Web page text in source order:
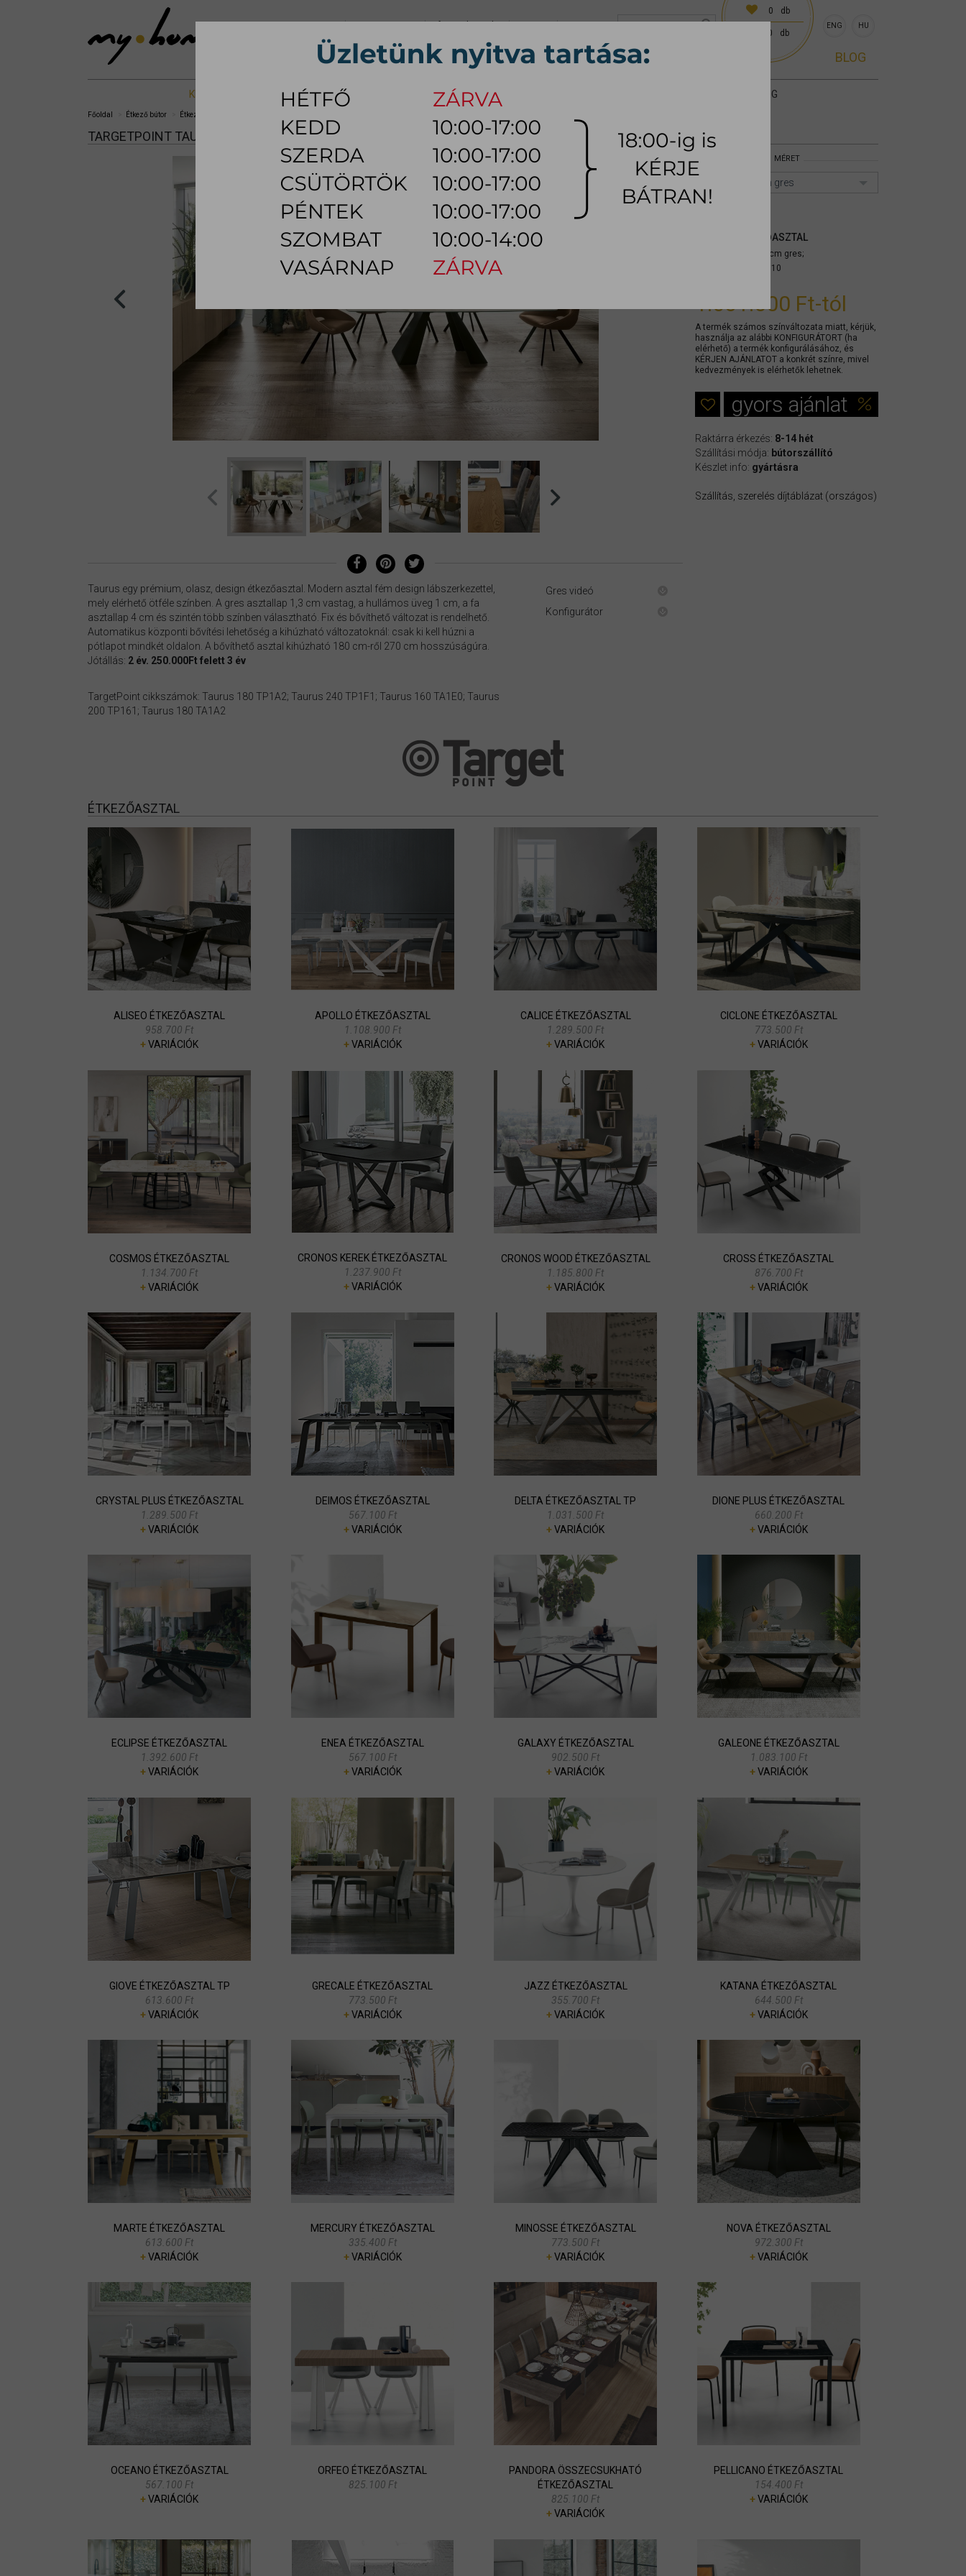
K, Sz, Cs, P:
10:00 - 17:00 (18:00 előre egyeztetve)
Szo:
10:00 - 14:00
0 db
0 db
ENG HU
BLOG
KIÁLLÍTOTT % NAPPALI BÚTOR HÁLÓSZOBA BÚTOR SZŐNYEG
Főoldal Étkező bútor Étkezőasztal
TARGETPOINT TAURUS ÉTKEZŐASZTAL
Taurus egy prémium, olasz, design étkezőasztal. Modern asztal fém design lábszerkezettel,
mely elérhető ötféle színben. A gres asztallap 1,3 cm vastag, a hullámos üveg 1 cm, a fa
asztallap 4 cm és szintén több színben választható. Fix és bővíthető változat is rendelhető.
Automatikus központi bővítési lehetőség a kihúzható változatoknál: csak ki kell húzni a
pótlapot mindkét oldalon. A bővíthető asztal kihúzható 180 cm-ről 270 cm hosszúságúra.
Jótállás: 2 év. 250.000Ft felett 3 év
TargetPoint cikkszámok: Taurus 180 TP1A2; Taurus 240 TP1F1; Taurus 160 TA1E0; Taurus
200 TP161; Taurus 180 TA1A2
Gres videó
Konfigurátor
MÉRET
160-240x90cm gres
TAURUS ÉTKEZŐASZTAL
Méret: 160-240x90cm gres;
mytptc010
1.031.500 Ft-tól
A termék számos színváltozata miatt, kérjük,
használja az alábbi KONFIGURÁTORT (ha
elérhető) a termék konfigurálásához, és
KÉRJEN AJÁNLATOT a konkrét színre, mivel
kedvezmények is elérhetők lehetnek.
gyors ajánlat
Raktárra érkezés: 8-14 hét
Szállítási módja: bútorszállító
Készlet info: gyártásra
Szállítás, szerelés díjtáblázat (országos)
ÉTKEZŐASZTAL
ALISEO ÉTKEZŐASZTAL
958.700 Ft
+VARIÁCIÓK
APOLLO ÉTKEZŐASZTAL
1.108.900 Ft
+VARIÁCIÓK
CALICE ÉTKEZŐASZTAL
1.289.500 Ft
+VARIÁCIÓK
CICLONE ÉTKEZŐASZTAL
773.500 Ft
+VARIÁCIÓK
COSMOS ÉTKEZŐASZTAL
1.134.700 Ft
+VARIÁCIÓK
CRONOS KEREK ÉTKEZŐASZTAL
1.237.900 Ft
+VARIÁCIÓK
CRONOS WOOD ÉTKEZŐASZTAL
1.185.800 Ft
+VARIÁCIÓK
CROSS ÉTKEZŐASZTAL
876.700 Ft
+VARIÁCIÓK
CRYSTAL PLUS ÉTKEZŐASZTAL
1.289.500 Ft
+VARIÁCIÓK
DEIMOS ÉTKEZŐASZTAL
567.100 Ft
+VARIÁCIÓK
DELTA ÉTKEZŐASZTAL TP
1.031.500 Ft
+VARIÁCIÓK
DIONE PLUS ÉTKEZŐASZTAL
660.200 Ft
+VARIÁCIÓK
ECLIPSE ÉTKEZŐASZTAL
1.392.600 Ft
+VARIÁCIÓK
ENEA ÉTKEZŐASZTAL
567.100 Ft
+VARIÁCIÓK
GALAXY ÉTKEZŐASZTAL
902.500 Ft
+VARIÁCIÓK
GALEONE ÉTKEZŐASZTAL
1.083.100 Ft
+VARIÁCIÓK
GIOVE ÉTKEZŐASZTAL TP
613.600 Ft
+VARIÁCIÓK
GRECALE ÉTKEZŐASZTAL
773.500 Ft
+VARIÁCIÓK
JAZZ ÉTKEZŐASZTAL
355.700 Ft
+VARIÁCIÓK
KATANA ÉTKEZŐASZTAL
644.500 Ft
+VARIÁCIÓK
MARTE ÉTKEZŐASZTAL
613.600 Ft
+VARIÁCIÓK
MERCURY ÉTKEZŐASZTAL
335.400 Ft
+VARIÁCIÓK
MINOSSE ÉTKEZŐASZTAL
773.500 Ft
+VARIÁCIÓK
NOVA ÉTKEZŐASZTAL
972.300 Ft
+VARIÁCIÓK
OCEANO ÉTKEZŐASZTAL
567.100 Ft
+VARIÁCIÓK
ORFEO ÉTKEZŐASZTAL
825.100 Ft
PANDORA ÖSSZECSUKHATÓ
ÉTKEZŐASZTAL
825.100 Ft
+VARIÁCIÓK
PELLICANO ÉTKEZŐASZTAL
154.400 Ft
+VARIÁCIÓK